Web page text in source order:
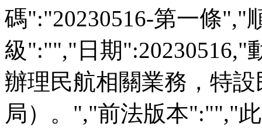
碼":"20230516-第一條","
級":"","日期
辦理民航相關業務，特
局）。","前法版本":"","